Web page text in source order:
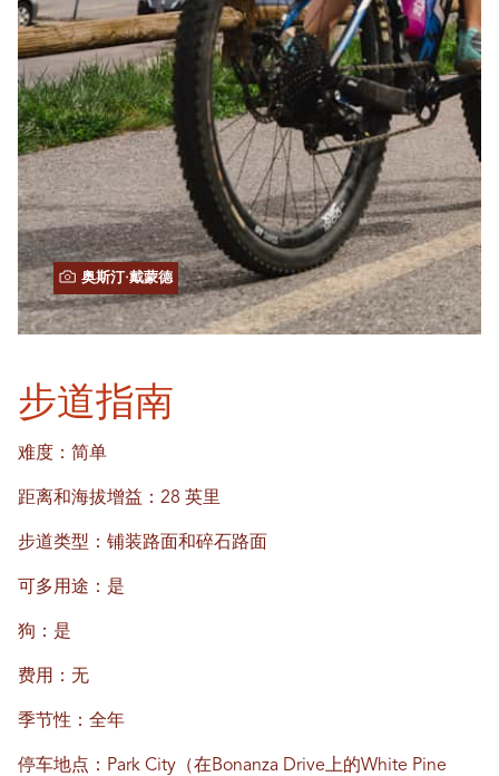
奥斯汀·戴蒙德
步道指南
难度：简单
距离和海拔增益：28 英里
步道类型：铺装路面和碎石路面
可多用途：是
狗：是
费用：无
季节性：全年
停车地点：Park City（在Bonanza Drive上的White Pine